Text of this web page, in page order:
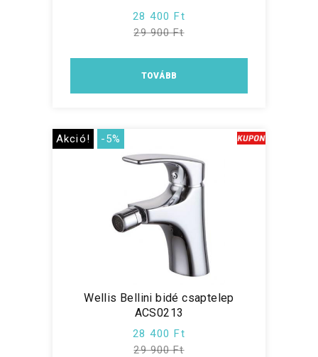
28 400 Ft
29 900 Ft
TOVÁBB
Akció! -5%
Wellis Bellini bidé csaptelep
ACS0213
28 400 Ft
29 900 Ft